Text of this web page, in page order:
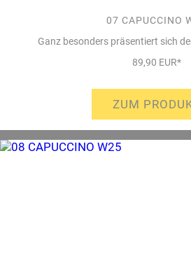
07 CAPUCCINO
Ganz besonders präsentiert sich
89,90 EUR*
ZUM